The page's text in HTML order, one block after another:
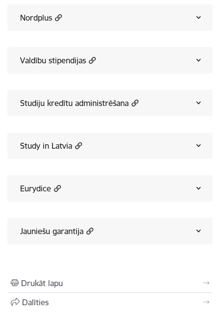
Nordplus
Valdību stipendijas
Studiju kredītu administrēšana
Study in Latvia
Eurydice
Jauniešu garantija
Drukāt lapu
Dalīties